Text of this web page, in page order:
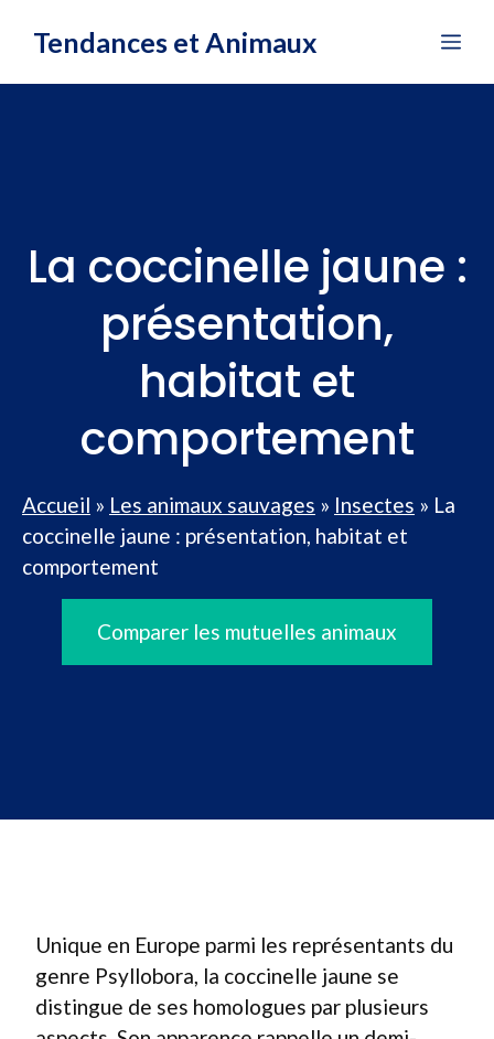
Tendances et Animaux
La coccinelle jaune :
présentation,
habitat et
comportement
Accueil » Les animaux sauvages » Insectes » La
coccinelle jaune : présentation, habitat et
comportement
Comparer les mutuelles animaux
Unique en Europe parmi les représentants du
genre Psyllobora, la coccinelle jaune se
distingue de ses homologues par plusieurs